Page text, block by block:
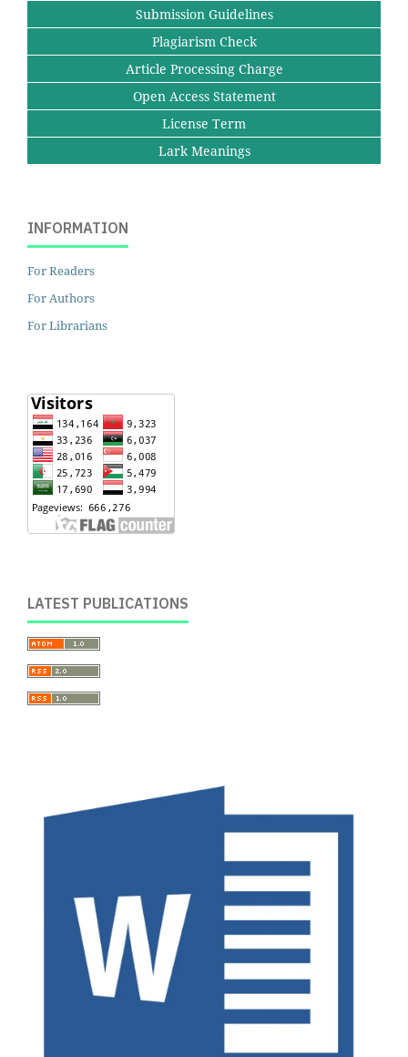
Submission Guidelines
Plagiarism Check
Article Processing Charge
Open Access Statement
License Term
Lark Meanings
INFORMATION
For Readers
For Authors
For Librarians
LATEST PUBLICATIONS